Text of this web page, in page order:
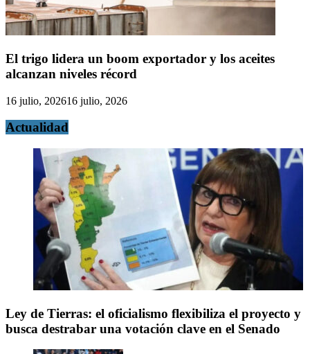
El trigo lidera un boom exportador y los aceites
alcanzan niveles récord
16 julio, 202616 julio, 2026
Actualidad
Ley de Tierras: el oficialismo flexibiliza el proyecto y
busca destrabar una votación clave en el Senado